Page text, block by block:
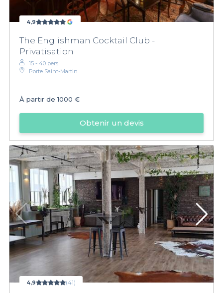
4,9
The Englishman Cocktail Club -
Privatisation
15 - 40 pers.
Porte Saint-Martin
À partir de1000 €
Obtenir un devis
4,9 (41)